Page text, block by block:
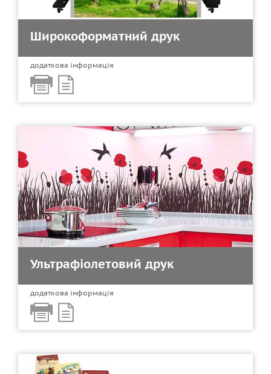
Широкоформатний друк
додаткова інформація
Ультрафіолетовий друк
додаткова інформація